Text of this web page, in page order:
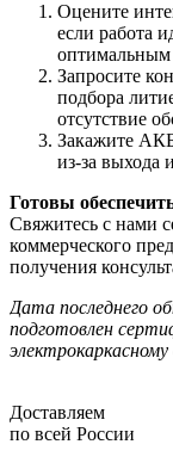
Оцените
если работа
оптимальным
Запросите
подбора
отсутствие
Закажите
из-за выхода
Готовы
Свяжитесь с нами
коммерческого
получения
Дата последнего
подготовлен
Доставляем
по всей России